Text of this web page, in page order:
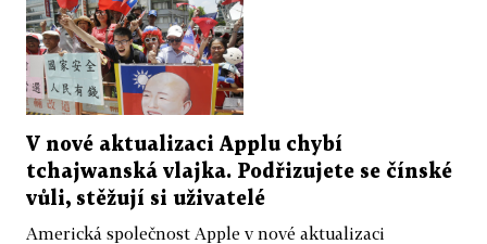
V nové aktualizaci Applu chybí
tchajwanská vlajka. Podřizujete se čínské
vůli, stěžují si uživatelé
Americká společnost Apple v nové aktualizaci